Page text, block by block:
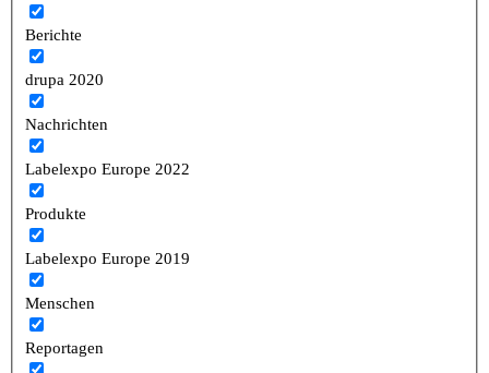
Berichte
drupa 2020
Nachrichten
Labelexpo Europe 2022
Produkte
Labelexpo Europe 2019
Menschen
Reportagen